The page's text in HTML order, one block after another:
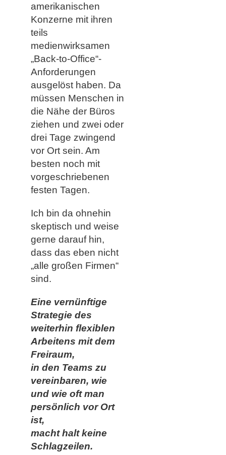
amerikanischen
Konzerne mit ihren
teils
medienwirksamen
„Back-to-Office“-
Anforderungen
ausgelöst haben. Da
müssen Menschen in
die Nähe der Büros
ziehen und zwei oder
drei Tage zwingend
vor Ort sein. Am
besten noch mit
vorgeschriebenen
festen Tagen.
Ich bin da ohnehin
skeptisch und weise
gerne darauf hin,
dass das eben nicht
„alle großen Firmen“
sind.
Eine vernünftige
Strategie des
weiterhin flexiblen
Arbeitens mit dem
Freiraum,
in den Teams zu
vereinbaren, wie
und wie oft man
persönlich vor Ort
ist,
macht halt keine
Schlagzeilen.